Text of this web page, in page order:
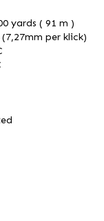
yards ( 91 m )
per klick)